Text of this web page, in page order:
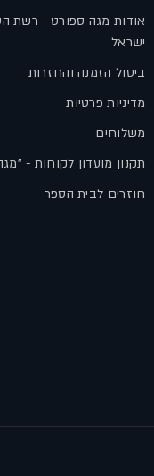
אודות מגה ספורט - רשת
ישראל
ביטול הזמנה והחזרות
מדיניות פרטיות
משלוחים
תקנון מועדון לקוחות -
חוזרים לבית הספר